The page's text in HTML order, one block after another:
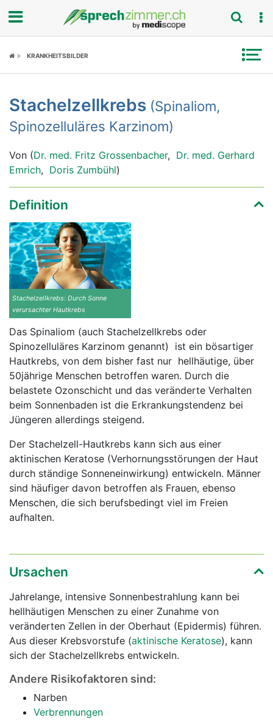
Fokus
Symptome
Untersuchungen
News
Ratgeber
Rubriken
KRANKHEITSBILDER
Stachelzellkrebs (Spinaliom,
Spinozelluläres Karzinom)
Von (Dr. med. Fritz Grossenbacher, Dr. med. Gerhard
Emrich, Doris Zumbühl)
Definition
Stachelzellkrebs: Durch Sonne
verursachter Hautkrebs
Das Spinaliom (auch Stachelzellkrebs oder
Spinozelluläres Karzinom genannt) ist ein bösartiger
Hautkrebs, von dem bisher fast nur hellhäutige, über
50jährige Menschen betroffen waren. Durch die
belastete Ozonschicht und das veränderte Verhalten
beim Sonnenbaden ist die Erkrankungstendenz bei
Jüngeren allerdings steigend.
Der Stachelzell-Hautkrebs kann sich aus einer
aktinischen Keratose (Verhornungsstörungen der Haut
durch ständige Sonneneinwirkung) entwickeln. Männer
sind häufiger davon betroffen als Frauen, ebenso
Menschen, die sich berufsbedingt viel im Freien
aufhalten.
Ursachen
Jahrelange, intensive Sonnenbestrahlung kann bei
hellhäutigen Menschen zu einer Zunahme von
veränderten Zellen in der Oberhaut (Epidermis) führen.
Aus dieser Krebsvorstufe (aktinische Keratose), kann
sich der Stachelzellkrebs entwickeln.
Andere Risikofaktoren sind:
Narben
Verbrennungen